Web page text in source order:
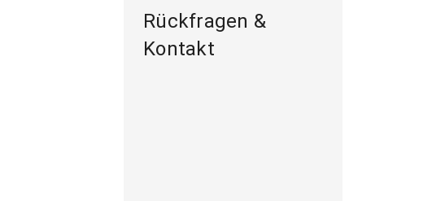
Rückfragen &
Kontakt